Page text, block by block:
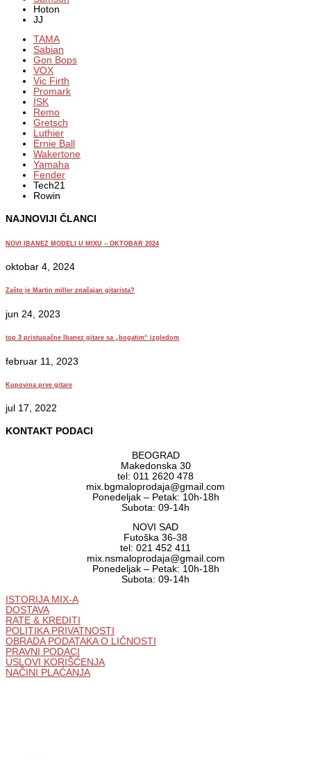
Hoton
JJ
TAMA
Sabian
Gon Bops
VOX
Vic Firth
Promark
ISK
Remo
Gretsch
Luthier
Ernie Ball
Wakertone
Yamaha
Fender
Tech21
Rowin
NAJNOVIJI ČLANCI
NOVI IBANEZ MODELI U MIXU – OKTOBAR 2024
oktobar 4, 2024
Zašto je Martin miller značajan gitarista?
jun 24, 2023
top 3 pristupačne Ibanez gitare sa „bogatim“ izgledom
februar 11, 2023
Kupovina prve gitare
jul 17, 2022
KONTAKT PODACI
BEOGRAD
Makedonska 30
tel: 011 2620 478
mix.bgmaloprodaja@gmail.com
Ponedeljak – Petak: 10h-18h
Subota: 09-14h
NOVI SAD
Futoška 36-38
tel: 021 452 411
mix.nsmaloprodaja@gmail.com
Ponedeljak – Petak: 10h-18h
Subota: 09-14h
ISTORIJA MIX-A
DOSTAVA
RATE & KREDITI
POLITIKA PRIVATNOSTI
OBRADA PODATAKA O LIČNOSTI
PRAVNI PODACI
USLOVI KORIŠĆENJA
NAČINI PLAĆANJA